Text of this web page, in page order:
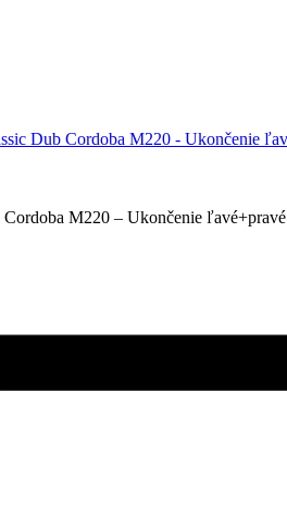
M220 – Ukončenie ľavé+pravé